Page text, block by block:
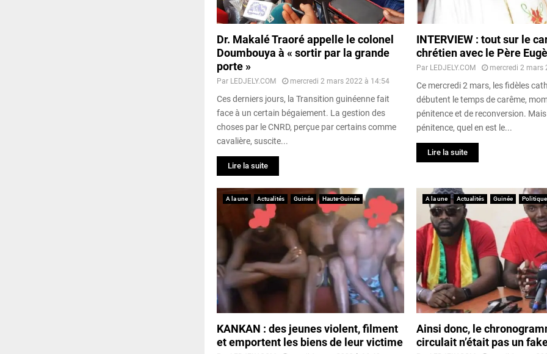
Dr. Makalé Traoré appelle le colonel
Doumbouya à « sortir par la grande
porte »
Par LEDJELY.COM mercredi 2 mars 2022 à 14:54
Ces derniers jours, la Transition guinéenne fait
face à un certain bégaiement. La gestion des
choses par le CNRD, perçue par certains comme
cavalière, suscite...
Lire la suite
INTERVIEW : tout sur le
chrétien avec le Père
Par LEDJELY.COM mercredi 2 mars
Ce mercredi 2 mars, les fidèles
débutent le temps de carême,
pénitence et de reconversion.
pénitence, quel en est le...
Lire la suite
A la une Actualités Guinée Haute-Guinée
KANKAN : des jeunes violent, filment
et emportent les biens de leur victime
A la une Actualités Guinée Politique
Ainsi donc, le
circulait n’était pas un